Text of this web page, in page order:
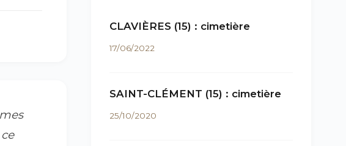
CLAVIÈRES (15) : cimetière
17/06/2022
SAINT-CLÉMENT (15) : cimetière
25/10/2020